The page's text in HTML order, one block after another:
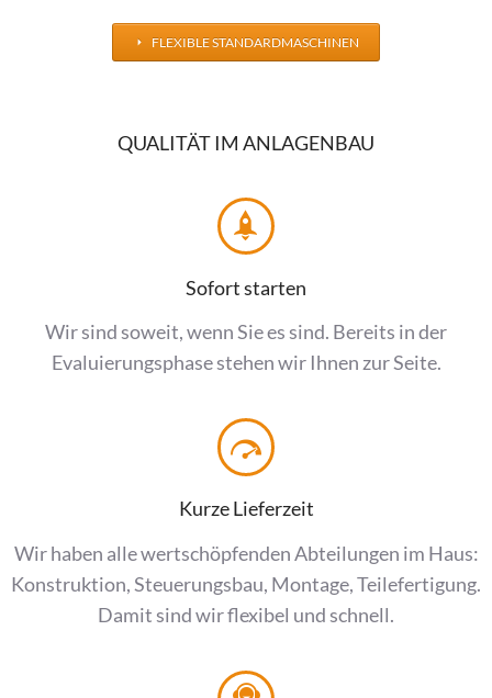
FLEXIBLE STANDARDMASCHINEN
QUALITÄT IM ANLAGENBAU
Sofort starten
Wir sind soweit, wenn Sie es sind. Bereits in der
Evaluierungsphase stehen wir Ihnen zur Seite.
Kurze Lieferzeit
Wir haben alle wertschöpfenden Abteilungen im Haus:
Konstruktion, Steuerungsbau, Montage, Teilefertigung.
Damit sind wir flexibel und schnell.